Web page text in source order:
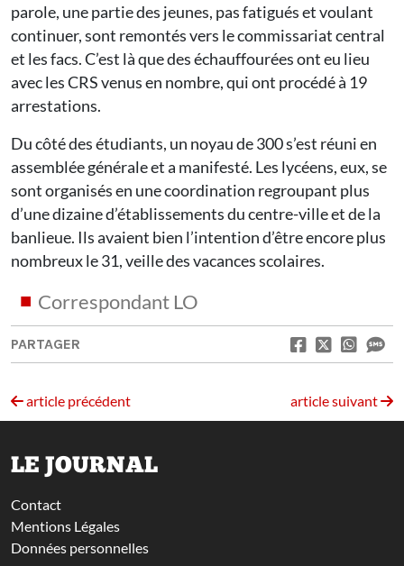
parole, une partie des jeunes, pas fatigués et voulant
continuer, sont remontés vers le commissariat central
et les facs. C’est là que des échauffourées ont eu lieu
avec les CRS venus en nombre, qui ont procédé à 19
arrestations.
Du côté des étudiants, un noyau de 300 s’est réuni en
assemblée générale et a manifesté. Les lycéens, eux, se
sont organisés en une coordination regroupant plus
d’une dizaine d’établissements du centre-ville et de la
banlieue. Ils avaient bien l’intention d’être encore plus
nombreux le 31, veille des vacances scolaires.
Correspondant LO
PARTAGER
article précédent article suivant
LE JOURNAL
Contact
Mentions Légales
Données personnelles